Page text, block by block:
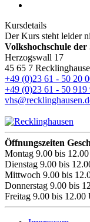
Kursdetails
Der Kurs steht leider
Volkshochschule
Herzogswall 17
45 65 7
+49 (0)23 61 - 50 20
+49 (0)23 61 - 50 919
Öffnungszeiten
Montag 9.00 bis
Dienstag 9.00 bis
Mittwoch 9.00 bis
Donnerstag 9.00 bis
Freitag 9.00 bis 12.00